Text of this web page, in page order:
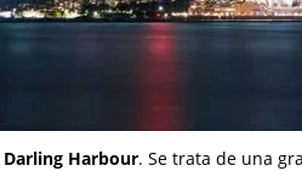
Darling Harbour. Se trata de una